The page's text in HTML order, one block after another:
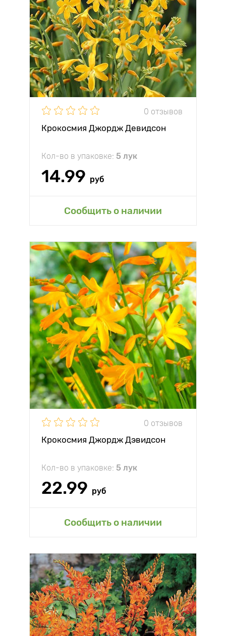
0 отзывов
Крокосмия Джордж Девидсон
Кол-во в упаковке: 5 лук
14.99 руб
Сообщить о наличии
0 отзывов
Крокосмия Джордж Дэвидсон
Кол-во в упаковке: 5 лук
22.99 руб
Сообщить о наличии